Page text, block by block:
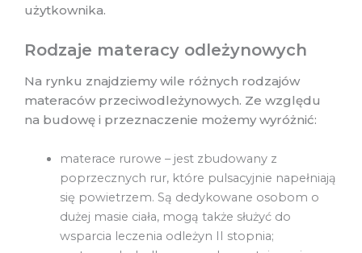
użytkownika.
Rodzaje materacy odleżynowych
Na rynku znajdziemy wile różnych rodzajów
materaców przeciwodleżynowych. Ze względu
na budowę i przeznaczenie możemy wyróżnić:
materace rurowe – jest zbudowany z
poprzecznych rur, które pulsacyjnie napełniają
się powietrzem. Są dedykowane osobom o
dużej masie ciała, mogą także służyć do
wsparcia leczenia odleżyn II stopnia;